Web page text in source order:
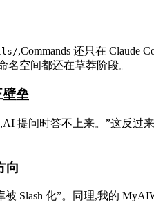
,Commands 还只在 Claude
名空间都还在草莽阶段。
垒
,AI 提问时答不上来。”这反
向
Slash 化”。同理,我的